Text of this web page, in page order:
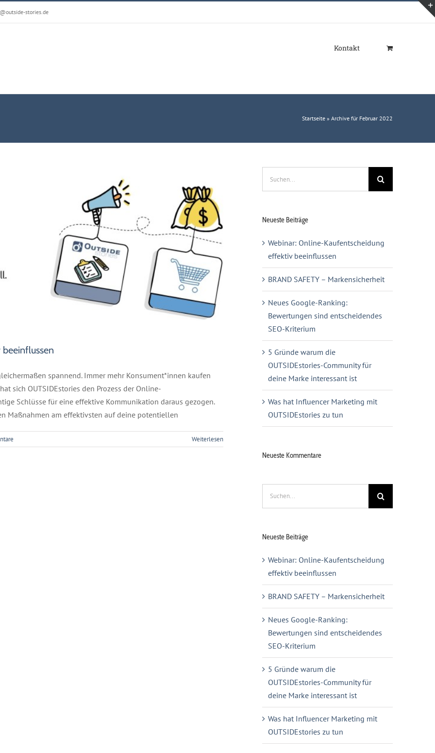
stories.de
Kontakt
Startseite » Archive für Februar 2022
effektiv beeinflussen
spannend. Immer mehr Konsument*innen kaufen
sich OUTSIDEstories den Prozess der Online-
Schlüsse für eine effektive Kommunikation daraus gezogen.
Maßnahmen am effektivsten auf deine potentiellen
Weiterlesen
Neueste Beiträge
Webinar: Online-Kaufentscheidung
effektiv beeinflussen
BRAND SAFETY – Markensicherheit
Neues Google-Ranking:
Bewertungen sind entscheidendes
SEO-Kriterium
5 Gründe warum die
OUTSIDEstories-Community für
deine Marke interessant ist
Was hat Influencer Marketing mit
OUTSIDEstories zu tun
Neueste Kommentare
Neueste Beiträge
Webinar: Online-Kaufentscheidung
effektiv beeinflussen
BRAND SAFETY – Markensicherheit
Neues Google-Ranking:
Bewertungen sind entscheidendes
SEO-Kriterium
5 Gründe warum die
OUTSIDEstories-Community für
deine Marke interessant ist
Was hat Influencer Marketing mit
OUTSIDEstories zu tun